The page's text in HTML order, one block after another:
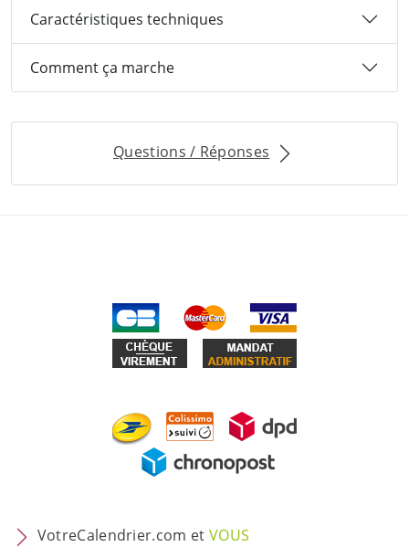
Caractéristiques techniques
Comment ça marche
Questions / Réponses
VotreCalendrier.com etVOUS